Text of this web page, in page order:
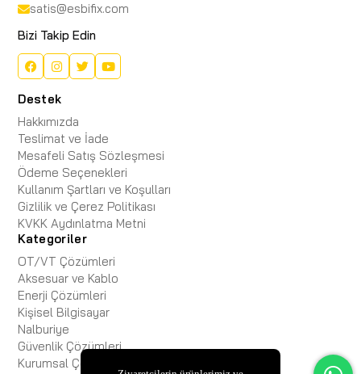
satis@esbifix.com
Bizi Takip Edin
Destek
Hakkımızda
Teslimat ve İade
Mesafeli Satış Sözleşmesi
Ödeme Seçenekleri
Kullanım Şartları ve Koşulları
Gizlilik ve Çerez Politikası
KVKK Aydınlatma Metni
Kategoriler
OT/VT Çözümleri
Aksesuar ve Kablo
Enerji Çözümleri
Kişisel Bilgisayar
Nalburiye
Güvenlik Çözümleri
Kurumsal Çözümler